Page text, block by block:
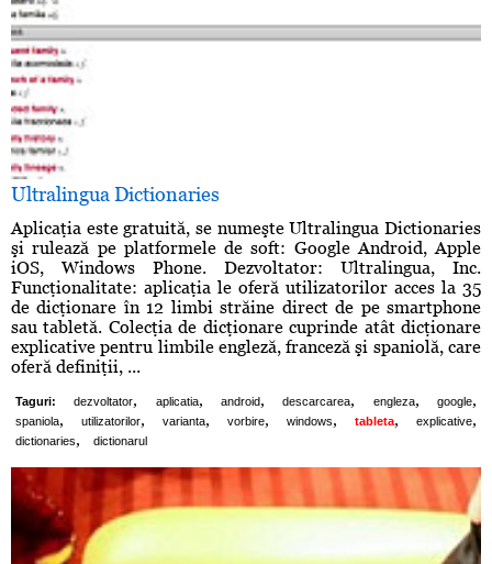
Ultralingua Dictionaries
Aplicaţia este gratuită, se numeşte Ultralingua Dictionaries
şi rulează pe platformele de soft: Google Android, Apple
iOS, Windows Phone. Dezvoltator: Ultralingua, Inc.
Funcţionalitate: aplicaţia le oferă utilizatorilor acces la 35
de dicţionare în 12 limbi străine direct de pe smartphone
sau tabletă. Colecţia de dicţionare cuprinde atât dicţionare
explicative pentru limbile engleză, franceză şi spaniolă, care
oferă definiţii, ...
Taguri: dezvoltator, aplicatia, android, descarcarea, engleza, google,
spaniola, utilizatorilor, varianta, vorbire, windows, tableta, explicative,
dictionaries, dictionarul